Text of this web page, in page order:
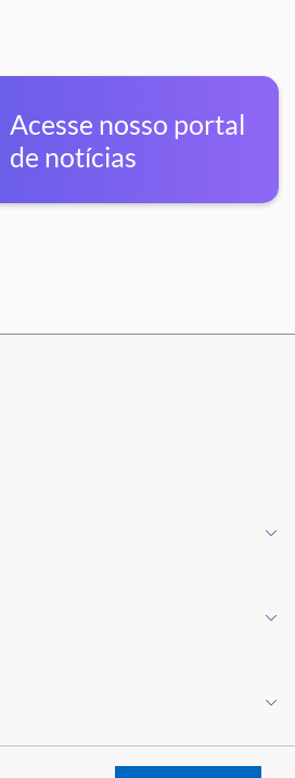
Acesse nosso portal
de notícias